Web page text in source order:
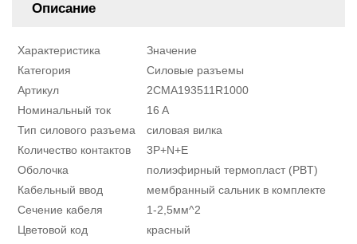
Описание
Характеристика
Значение
Категория
Силовые разъемы
Артикул
2CMA193511R1000
Номинальный ток
16 A
Тип силового разъема
силовая вилка
Количество контактов
3P+N+E
Оболочка
полиэфирный термопласт (PBT)
Кабельный ввод
мембранный сальник в комплекте
Сечение кабеля
1-2,5мм^2
Цветовой код
красный